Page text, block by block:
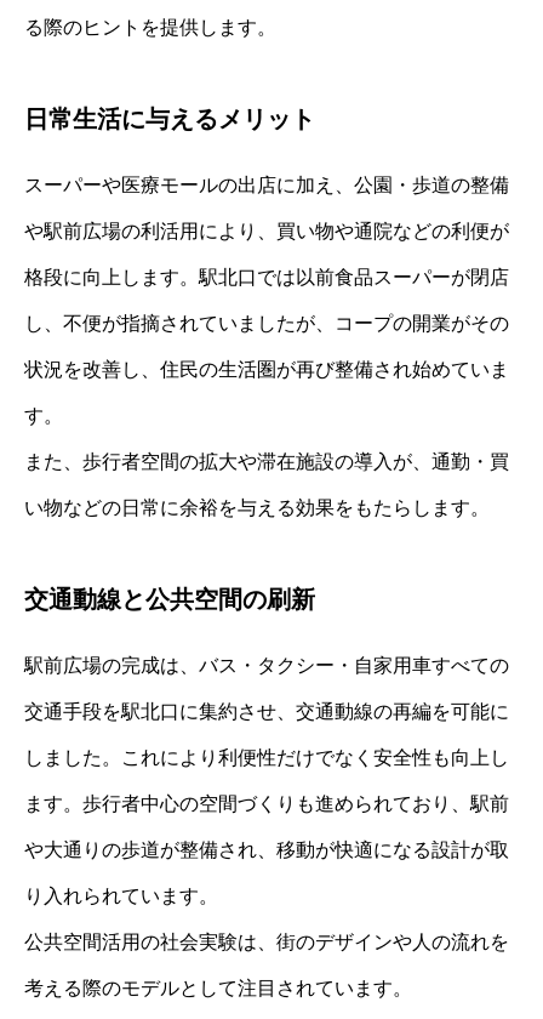
る際のヒントを提供します。
日常生活に与えるメリット
スーパーや医療モールの出店に加え、公園・歩道の整備
や駅前広場の利活用により、買い物や通院などの利便が
格段に向上します。駅北口では以前食品スーパーが閉店
し、不便が指摘されていましたが、コープの開業がその
状況を改善し、住民の生活圏が再び整備され始めていま
す。
また、歩行者空間の拡大や滞在施設の導入が、通勤・買
い物などの日常に余裕を与える効果をもたらします。
交通動線と公共空間の刷新
駅前広場の完成は、バス・タクシー・自家用車すべての
交通手段を駅北口に集約させ、交通動線の再編を可能に
しました。これにより利便性だけでなく安全性も向上し
ます。歩行者中心の空間づくりも進められており、駅前
や大通りの歩道が整備され、移動が快適になる設計が取
り入れられています。
公共空間活用の社会実験は、街のデザインや人の流れを
考える際のモデルとして注目されています。